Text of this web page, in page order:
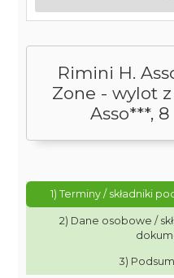
Rimini H.
Zone - wylot
Asso***,
1) Terminy / składniki
2) Dane osobowe /
3)